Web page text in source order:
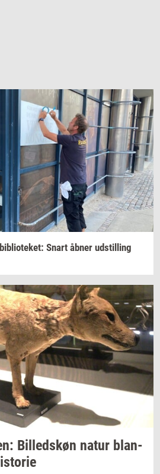
bi­bli­o­te­ket: Snart åbner ud­stil­ling
Bil­leds­køn natur blan­